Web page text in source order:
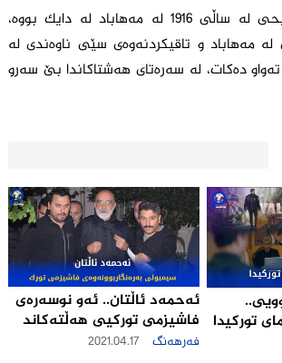
٭ عبدالرحمانی زەبیحی لە ساڵی 1916 لە مەهاباد لە دایک بووە،
مەهاباد و تاقیکردنەوەی سێی ناوەندی لە
ورمێ لە ساڵی 1937 تەواو دەکات، لە سەرەتای هەشتاکاندا بێ سەرو
تورکیدا
ئه‌حمه‌د ئاڵتان.. ئه‌و نوسه‌ره‌ى
فاشیزمى توركیى هه‌ڵته‌كاند
فەرهەنگ 2021.04.17